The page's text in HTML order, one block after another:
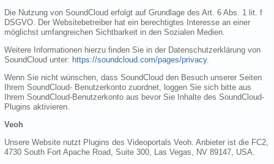
Die Nutzung von SoundCloud erfolgt auf Grundlage des Art. 6 Abs. 1 lit. f
DSGVO. Der Websitebetreiber hat ein berechtigtes Interesse an einer
möglichst umfangreichen Sichtbarkeit in den Sozialen Medien.
Weitere Informationen hierzu finden Sie in der Datenschutzerklärung von
SoundCloud unter: https://soundcloud.com/pages/privacy.
Wenn Sie nicht wünschen, dass SoundCloud den Besuch unserer Seiten
Ihrem SoundCloud- Benutzerkonto zuordnet, loggen Sie sich bitte aus
Ihrem SoundCloud-Benutzerkonto aus bevor Sie Inhalte des SoundCloud-
Plugins aktivieren.
Veoh
Unsere Website nutzt Plugins des Videoportals Veoh. Anbieter ist die FC2,
4730 South Fort Apache Road, Suite 300, Las Vegas, NV 89147, USA.